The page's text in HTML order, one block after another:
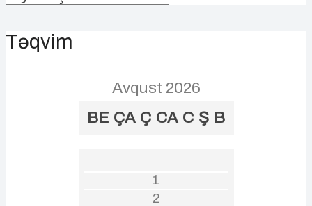
Təqvim
Avqust 2026
BE ÇA Ç CA C Ş B
1
2